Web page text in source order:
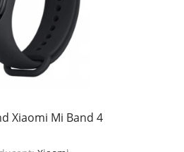
Xiaomi Mi Band 4